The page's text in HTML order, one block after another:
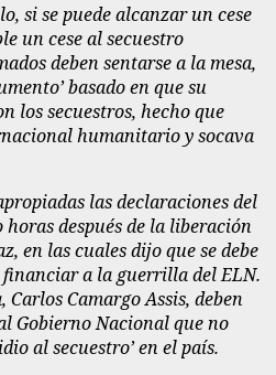
si se puede alcanzar un cese
un cese al secuestro
deben sentarse a la mesa,
basado en que su
los secuestros, hecho que
humanitario y socava
las declaraciones del
después de la liberación
en las cuales dijo que se debe
a la guerrilla del ELN.
Camargo Assis, deben
Gobierno Nacional que no
al secuestro’ en el país.